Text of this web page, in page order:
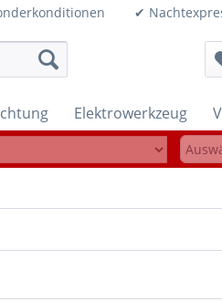
✔
Elektrowerkzeug